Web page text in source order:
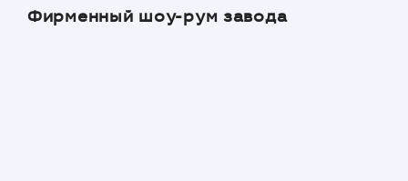
Фирменный шоу-рум завода